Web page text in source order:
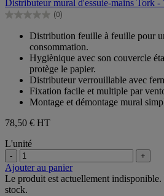
5
étoiles.
Distributeur mural d'essuie-mains Tork -
(0)
0.0
étoiles.
Distribution feuille à feuille pour
consommation.
Hygiènique avec son couvercle
protège le papier.
Distributeur verrouillable avec
Fixation facile et multiple par
Montage et démontage mural
78,50 € HT
L'unité
- +
Ajouter au panier
Le produit est actuellement
stock.